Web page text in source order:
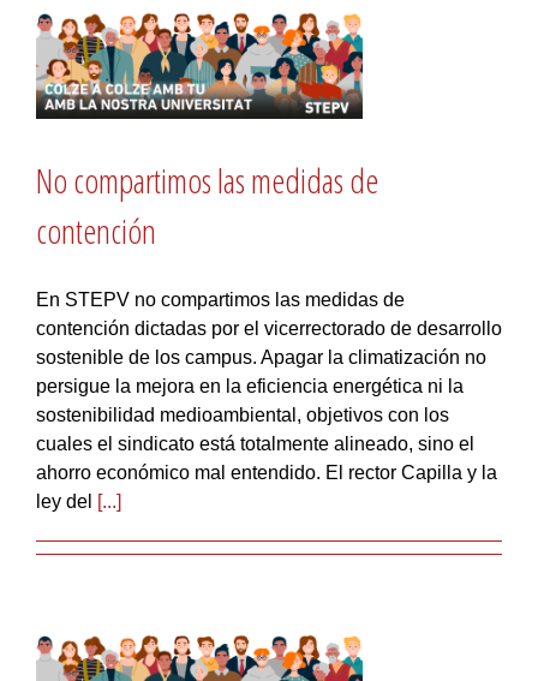
No compartimos las medidas de
contención
En STEPV no compartimos las medidas de
contención dictadas por el vicerrectorado de desarrollo
sostenible de los campus. Apagar la climatización no
persigue la mejora en la eficiencia energética ni la
sostenibilidad medioambiental, objetivos con los
cuales el sindicato está totalmente alineado, sino el
ahorro económico mal entendido. El rector Capilla y la
ley del [...]